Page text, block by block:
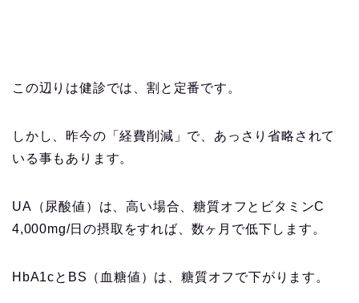
この辺りは健診では、割と定番です。
しかし、昨今の「経費削減」で、あっさり省略されて
いる事もあります。
UA（尿酸値）は、高い場合、糖質オフとビタミンC
4,000mg/日の摂取をすれば、数ヶ月で低下します。
HbA1cとBS（血糖値）は、糖質オフで下がります。